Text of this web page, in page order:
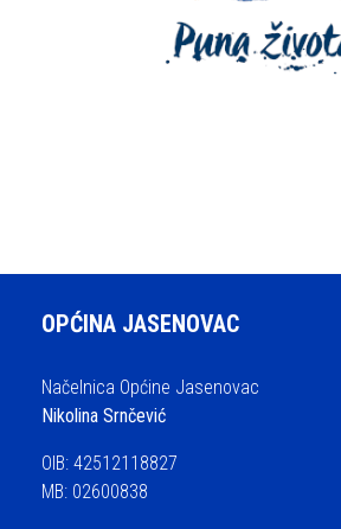
OPĆINA JASENOVAC
Načelnica Općine Jasenovac
Nikolina Srnčević
OIB: 42512118827
MB: 02600838